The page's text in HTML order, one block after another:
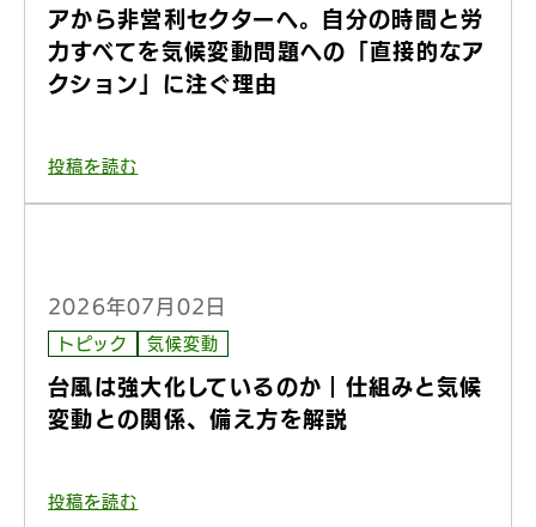
アから非営利セクターへ。自分の時間と労
力すべてを気候変動問題への「直接的なア
クション」に注ぐ理由
投稿を読む
2026年07月02日
トピック 気候変動
台風は強大化しているのか｜仕組みと気候
変動との関係、備え方を解説
投稿を読む